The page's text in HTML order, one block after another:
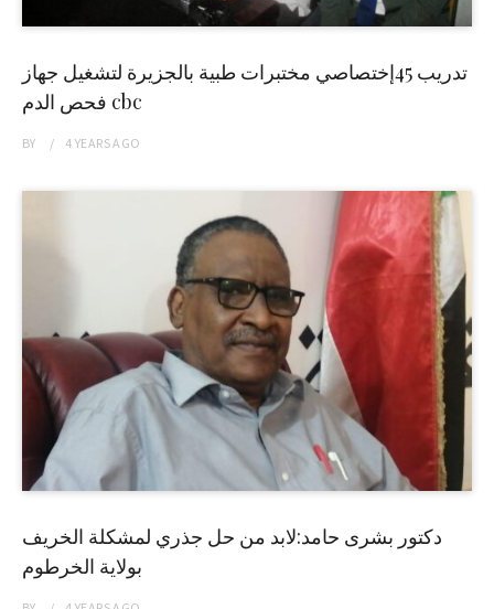
تدريب 45إختصاصي مختبرات طبية بالجزيرة لتشغيل جهاز
فحص الدم cbc
BY 4 YEARSAGO
دكتور بشرى حامد:لابد من حل جذري لمشكلة الخريف
بولاية الخرطوم